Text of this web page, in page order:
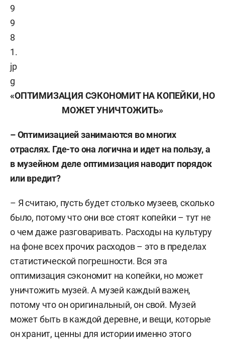
«ОПТИМИЗАЦИЯ СЭКОНОМИТ НА КОПЕЙКИ, НО
МОЖЕТ УНИЧТОЖИТЬ»
– Оптимизацией занимаются во многих
отраслях. Где-то она логична и идет на пользу, а
в музейном деле оптимизация наводит порядок
или вредит?
– Я считаю, пусть будет столько музеев, сколько
было, потому что они все стоят копейки – тут не
о чем даже разговаривать. Расходы на культуру
на фоне всех прочих расходов – это в пределах
статистической погрешности. Вся эта
оптимизация сэкономит на копейки, но может
уничтожить музей. А музей каждый важен,
потому что он оригинальный, он свой. Музей
может быть в каждой деревне, и вещи, которые
он хранит, ценны для истории именно этого